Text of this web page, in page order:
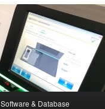
Software & Database